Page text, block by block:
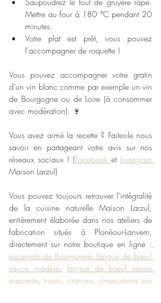
Mettre au four à 180 °C pendant 20
minutes.
Votre plat est prêt, vous pouvez
l'accompagner de roquette !
Vous pouvez accompagner votre gratin
d’un vin blanc comme par exemple un vin
de Bourgogne ou de Loire (à consommer
avec modération). 🍷
Vous avez aimé la recette ? Faites-le nous
savoir en partageant votre avis sur nos
réseaux sociaux ! (Facebook et
Maison Larzul)
Vous pouvez toujours retrouver l’intégralité
de la cuisine naturelle Maison Larzul,
entièrement élaborée dans nos ateliers de
fabrication situés à Plonéour-Lanvern,
directement sur notre boutique en ligne :
escargots de Bourgogne, langue de bœuf
sauce madère, langue de bœuf sauce
piquante, tripes, rognons, charcuteries pur